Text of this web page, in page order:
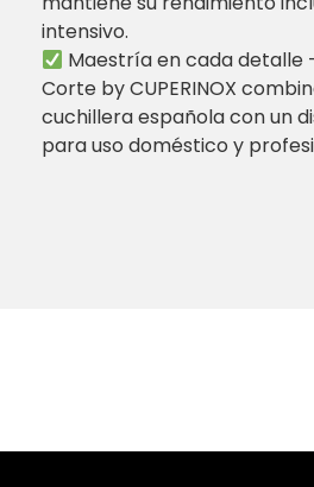
intensivo.
Maestría en cada detalle
Corte by CUPERINOX
cuchillera española con un
para uso doméstico y